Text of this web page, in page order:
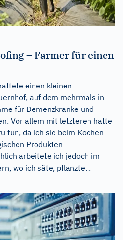
– Farmer für einen
einen kleinen
auf dem mehrmals in
für Demenzkranke und
Vor allem mit letzteren hatte
tun, da ich sie beim Kochen
Produkten
arbeitete ich jedoch im
wo ich säte, pflanzte...